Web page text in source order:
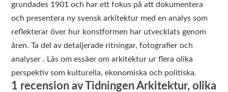
grundades 1901 och har ett fokus på att dokumentera
och presentera ny svensk arkitektur med en analys som
reflekterar över hur konstformen har utvecklats genom
åren. Ta del av detaljerade ritningar, fotografier och
analyser . Läs om essäer om arkitektur ur flera olika
perspektiv som kulturella, ekonomiska och politiska.
1 recension avTidningen Arkitektur, olika